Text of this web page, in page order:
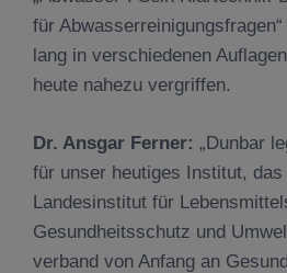
für
lang in verschiedenen
heute nahezu vergriffen.
Dr. Ansgar Ferner: „Dunbar
für unser heutiges Institut, das
Landesinstitut für
Gesundheitsschutz und
verband von Anfang an